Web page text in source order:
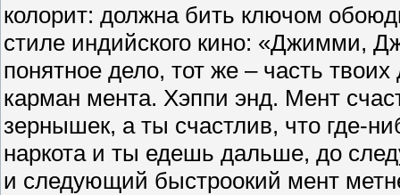
колорит: должна бить ключом
стиле индийского кино: «Джимми,
понятное дело, тот же – часть
карман мента. Хэппи энд. Мент
зернышек, а ты счастлив, что где-
наркота и ты едешь дальше, до
и следующий быстроокий мент